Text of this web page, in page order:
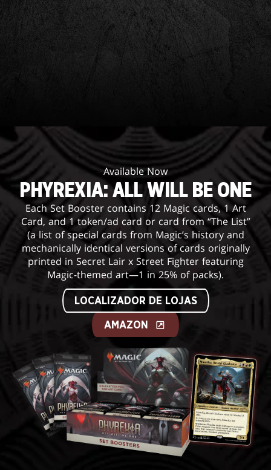
Available Now
PHYREXIA: ALL WILL BE ONE
Each Set Booster contains 12 Magic cards, 1 Art
Card, and 1 token/ad card or card from “The List”
(a list of special cards from Magic’s history and
mechanically identical versions of cards originally
printed in Secret Lair x Street Fighter featuring
Magic-themed art—1 in 25% of packs).
LOCALIZADOR DE LOJAS
AMAZON